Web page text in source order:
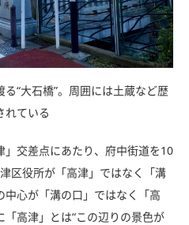
“大石橋”。周囲には土蔵など歴
れている
交差点にあたり、府中街道を10
区役所が「高津」ではなく「溝
心が「溝の口」ではなく「高
高津」とは“この辺りの景色が